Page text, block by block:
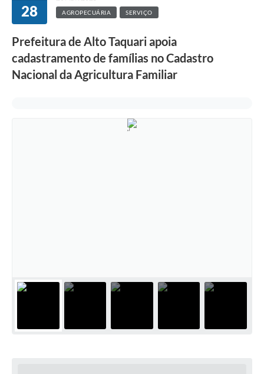
28 AGROPECUÁRIA SERVIÇO
Prefeitura de Alto Taquari apoia
cadastramento de famílias no Cadastro
Nacional da Agricultura Familiar